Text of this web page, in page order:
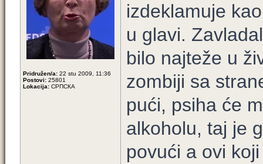
Pridružen/a: 22 stu 2009, 11:36
Postovi: 25801
Lokacija: СРПСКА
izdeklamuje
u glavi.
bilo najteže u
zombiji sa
pući, psiha će
alkoholu, taj je
povući a ovi